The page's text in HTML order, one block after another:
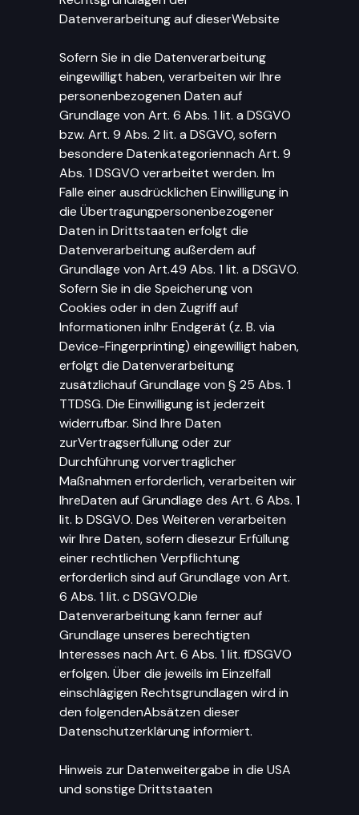
Datenverarbeitung auf dieserWebsite
Sofern Sie in die Datenverarbeitung
eingewilligt haben, verarbeiten wir Ihre
personenbezogenen Daten auf
Grundlage von Art. 6 Abs. 1 lit. a DSGVO
bzw. Art. 9 Abs. 2 lit. a DSGVO, sofern
besondere Datenkategoriennach Art. 9
Abs. 1 DSGVO verarbeitet werden. Im
Falle einer ausdrücklichen Einwilligung in
die Übertragungpersonenbezogener
Daten in Drittstaaten erfolgt die
Datenverarbeitung außerdem auf
Grundlage von Art.49 Abs. 1 lit. a DSGVO.
Sofern Sie in die Speicherung von
Cookies oder in den Zugriff auf
Informationen inIhr Endgerät (z. B. via
Device-Fingerprinting) eingewilligt haben,
erfolgt die Datenverarbeitung
zusätzlichauf Grundlage von § 25 Abs. 1
TTDSG. Die Einwilligung ist jederzeit
widerrufbar. Sind Ihre Daten
zurVertragserfüllung oder zur
Durchführung vorvertraglicher
Maßnahmen erforderlich, verarbeiten wir
IhreDaten auf Grundlage des Art. 6 Abs. 1
lit. b DSGVO. Des Weiteren verarbeiten
wir Ihre Daten, sofern diesezur Erfüllung
einer rechtlichen Verpflichtung
erforderlich sind auf Grundlage von Art.
6 Abs. 1 lit. c DSGVO.Die
Datenverarbeitung kann ferner auf
Grundlage unseres berechtigten
Interesses nach Art. 6 Abs. 1 lit. fDSGVO
erfolgen. Über die jeweils im Einzelfall
einschlägigen Rechtsgrundlagen wird in
den folgendenAbsätzen dieser
Datenschutzerklärung informiert.
Hinweis zur Datenweitergabe in die USA
und sonstige Drittstaaten